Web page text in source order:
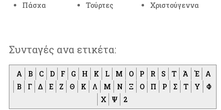
Πάσχα
Τούρτες Χριστούγεννα
Συνταγές ανα ετικέτα:
A B C D F G H K L M O P R S T Ά Έ
Α
Β
Γ Δ Ε Ζ Θ Κ Λ Μ Ν Ξ Ο Π Ρ Σ Τ Υ
Φ
Χ
Ψ 2